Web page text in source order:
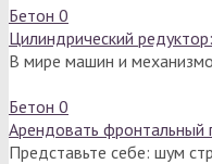
Бетон 0
Цилиндрический
В мире машин и
Бетон 0
Арендовать фронтальный
Представьте себе: шум